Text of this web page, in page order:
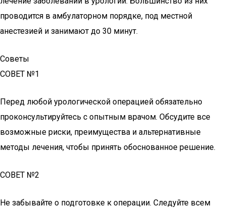
проводится в амбулаторном порядке, под местной
анестезией и занимают до 30 минут.
Советы
СОВЕТ №1
Перед любой урологической операцией обязательно
проконсультируйтесь с опытным врачом. Обсудите все
возможные риски, преимущества и альтернативные
методы лечения, чтобы принять обоснованное решение.
СОВЕТ №2
Не забывайте о подготовке к операции. Следуйте всем